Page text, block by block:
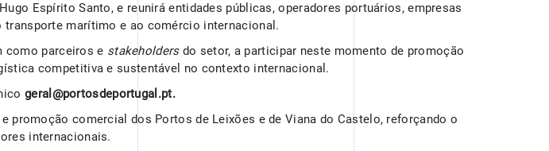
Espírito Santo, e reunirá entidades públicas, operadores portuários, empresas
marítimo e ao comércio internacional.
como parceiros e stakeholders do setor, a participar neste momento de promoção
competitiva e sustentável no contexto internacional.
geral@portosdeportugal.pt.
promoção comercial dos Portos de Leixões e de Viana do Castelo, reforçando o
internacionais.